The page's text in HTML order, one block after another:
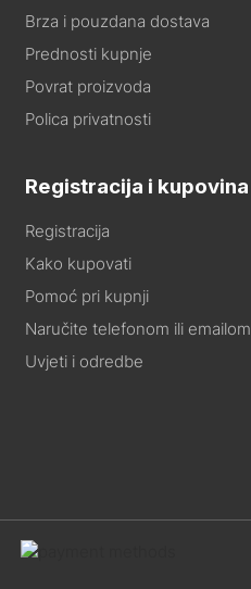
Brza i pouzdana dostava
Prednosti kupnje
Povrat proizvoda
Polica privatnosti
Registracija i kupovina
Registracija
Kako kupovati
Pomoć pri kupnji
Naručite telefonom ili emailom
Uvjeti i odredbe